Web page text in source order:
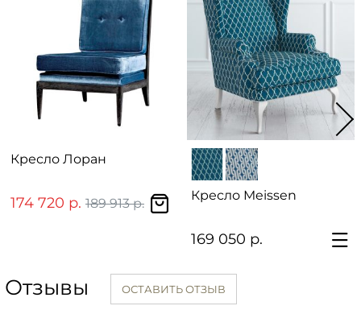
Кресло Лоран
174 720 р. 189 913 р. Кресло Meissen
169 050 р.
Отзывы ОСТАВИТЬ ОТЗЫВ